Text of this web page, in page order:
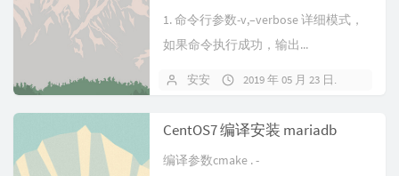
1. 命令行参数-v,–verbose 详细模式，
如果命令执行成功，输出...
安安 2019 年 05 月 23 日
CentOS7 编译安装 mariadb
编译参数cmake . -